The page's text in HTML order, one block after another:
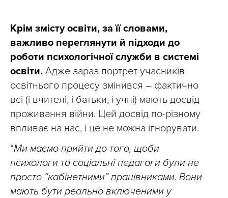
Крім змісту освіти, за її словами,
важливо переглянути й підходи до
роботи психологічної служби в системі
освіти. Адже зараз портрет учасників
освітнього процесу змінився – фактично
всі (і вчителі, і батьки, і учні) мають досвід
проживання війни. Цей досвід по-різному
впливає на нас, і це не можна ігнорувати.
“Ми маємо прийти до того, щоби
психологи та соціальні педагоги були не
просто “кабінетними” працівниками. Вони
мають бути реально включеними у